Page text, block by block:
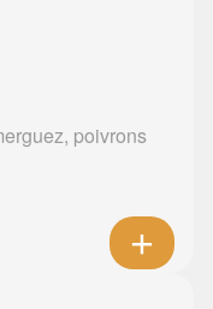
poivrons